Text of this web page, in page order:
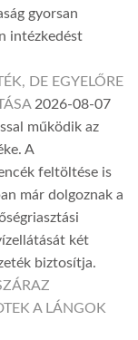
gyorsan
intézkedést
DE EGYELŐRE
2026-08-07
működik az
A
feltöltése is
már dolgoznak a
két
biztosítja.
A LÁNGOK